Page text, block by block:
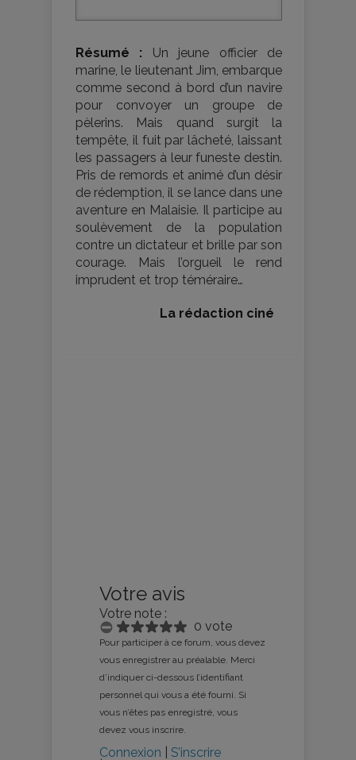
Résumé : Un jeune officier de
marine, le lieutenant Jim, embarque
comme second à bord d’un navire
pour convoyer un groupe de
pèlerins. Mais quand surgit la
tempête, il fuit par lâcheté, laissant
les passagers à leur funeste destin.
Pris de remords et animé d’un désir
de rédemption, il se lance dans une
aventure en Malaisie. Il participe au
soulèvement de la population
contre un dictateur et brille par son
courage. Mais l’orgueil le rend
imprudent et trop téméraire…
La rédaction ciné
Votre avis
Votre note :
0 vote
Pour participer à ce forum, vous devez
vous enregistrer au préalable. Merci
d’indiquer ci-dessous l’identifiant
personnel qui vous a été fourni. Si
vous n’êtes pas enregistré, vous
devez vous inscrire.
Connexion
S’inscrire